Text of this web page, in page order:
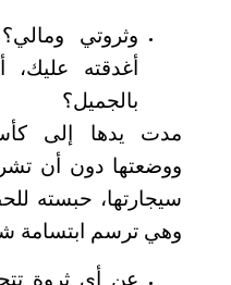
وثروتي
أغدقته عليك،
بالجميل؟
مدت يدها إلى
ووضعتها دون أن
سيجارتها، حبسته
وهي ترسم ابتسامة
عن أي ثروة